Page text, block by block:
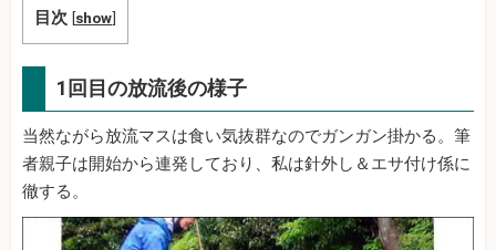
目次 [show]
1回目の放流後の様子
当然ながら放流マスは食い気抜群なのでガンガン掛かる。筆
者親子は開始から連発しており、私は針外し＆エサ付け係に
徹する。